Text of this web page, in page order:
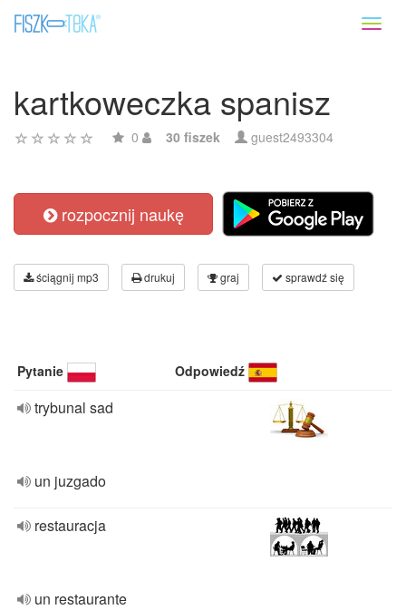
kartkoweczka spanisz
0 30 fiszek guest2493304
rozpocznij naukę
ściągnij mp3 drukuj graj sprawdź się
Pytanie Odpowiedź
trybunal sad
un juzgado
restauracja
un restaurante